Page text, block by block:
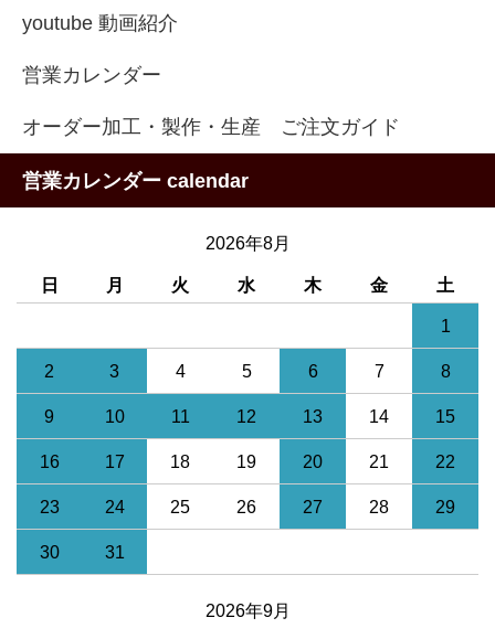
youtube 動画紹介
営業カレンダー
オーダー加工・製作・生産 ご注文ガイド
営業カレンダー calendar
2026年8月
日 月 火 水 木 金 土
1
2 3 4 5 6 7 8
9 10 11 12 13 14 15
16 17 18 19 20 21 22
23 24 25 26 27 28 29
30 31
2026年9月